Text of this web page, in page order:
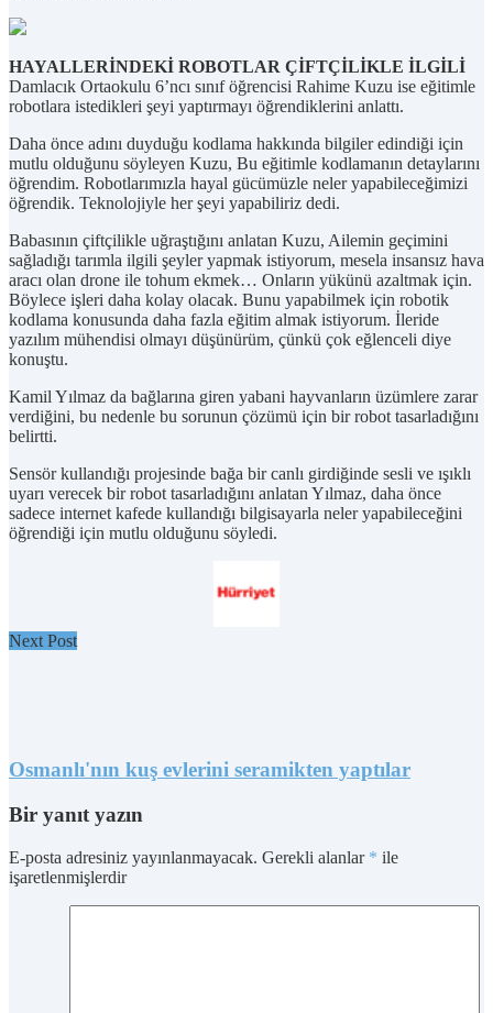
HAYALLERİNDEKİ ROBOTLAR ÇİFTÇİLİKLE İLGİLİ
Damlacık Ortaokulu 6’ncı sınıf öğrencisi Rahime Kuzu ise eğitimle
robotlara istedikleri şeyi yaptırmayı öğrendiklerini anlattı.
Daha önce adını duyduğu kodlama hakkında bilgiler edindiği için
mutlu olduğunu söyleyen Kuzu, Bu eğitimle kodlamanın detaylarını
öğrendim. Robotlarımızla hayal gücümüzle neler yapabileceğimizi
öğrendik. Teknolojiyle her şeyi yapabiliriz dedi.
Babasının çiftçilikle uğraştığını anlatan Kuzu, Ailemin geçimini
sağladığı tarımla ilgili şeyler yapmak istiyorum, mesela insansız hava
aracı olan drone ile tohum ekmek… Onların yükünü azaltmak için.
Böylece işleri daha kolay olacak. Bunu yapabilmek için robotik
kodlama konusunda daha fazla eğitim almak istiyorum. İleride
yazılım mühendisi olmayı düşünürüm, çünkü çok eğlenceli diye
konuştu.
Kamil Yılmaz da bağlarına giren yabani hayvanların üzümlere zarar
verdiğini, bu nedenle bu sorunun çözümü için bir robot tasarladığını
belirtti.
Sensör kullandığı projesinde bağa bir canlı girdiğinde sesli ve ışıklı
uyarı verecek bir robot tasarladığını anlatan Yılmaz, daha önce
sadece internet kafede kullandığı bilgisayarla neler yapabileceğini
öğrendiği için mutlu olduğunu söyledi.
Next Post
Osmanlı'nın kuş evlerini seramikten yaptılar
Bir yanıt yazın
E-posta adresiniz yayınlanmayacak. Gerekli alanlar * ile
işaretlenmişlerdir